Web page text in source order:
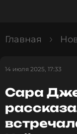
Главная
14 июля 2025, 17:33
Сара